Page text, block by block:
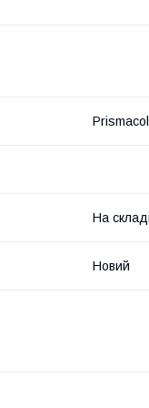
На
Новий